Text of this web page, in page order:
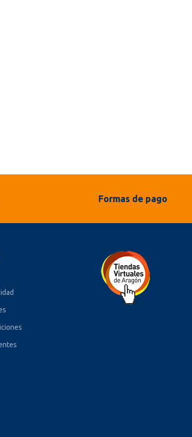
Formas de pago